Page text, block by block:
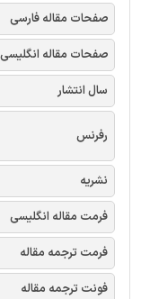
صفحات مقاله فارسی
صفحات مقاله انگلیسی
سال انتشار
رفرنس
نشریه
فرمت مقاله انگلیسی
فرمت ترجمه مقاله
فونت ترجمه مقاله